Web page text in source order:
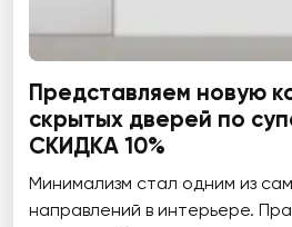
Представляем новую
скрытых дверей по
СКИДКА 10%
Минимализм стал одним из
направлений в интерьере.